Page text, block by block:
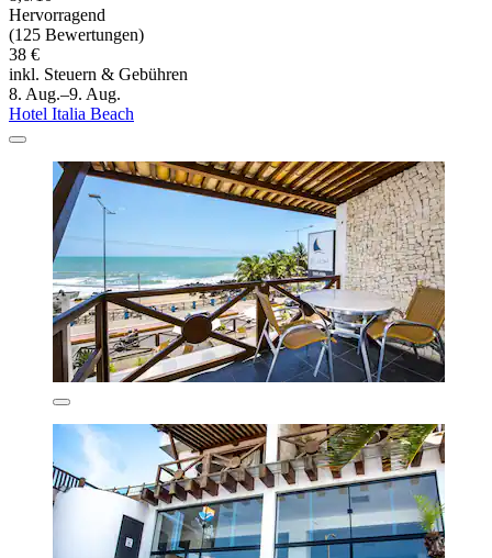
Hervorragend
(125 Bewertungen)
38 €
inkl. Steuern & Gebühren
8. Aug.–9. Aug.
Hotel Italia Beach